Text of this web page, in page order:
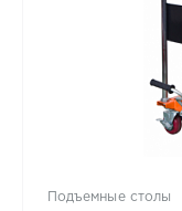
Подъемные столы